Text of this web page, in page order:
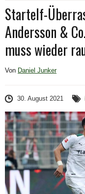
Startelf-
Andersson &
muss wieder
Von Daniel Junker
30. August 2021